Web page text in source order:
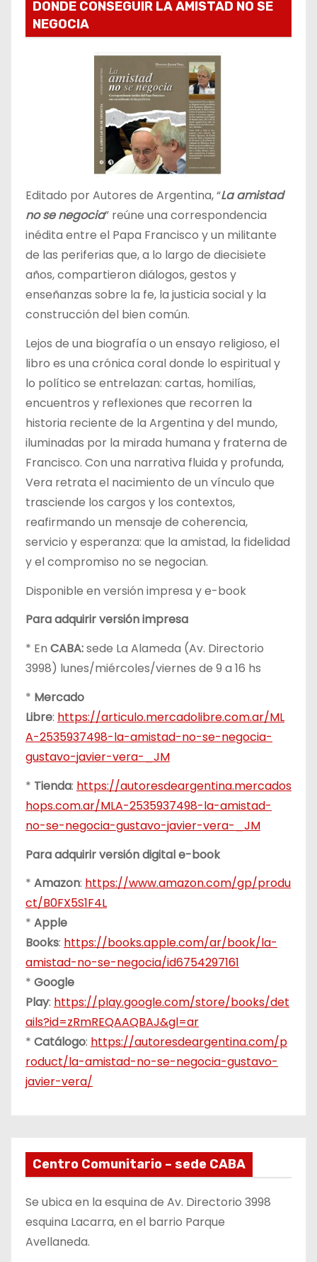
DONDE CONSEGUIR LA AMISTAD NO SE
NEGOCIA
Editado por Autores de Argentina, “La amistad
no se negocia” reúne una correspondencia
inédita entre el Papa Francisco y un militante
de las periferias que, a lo largo de diecisiete
años, compartieron diálogos, gestos y
enseñanzas sobre la fe, la justicia social y la
construcción del bien común.
Lejos de una biografía o un ensayo religioso, el
libro es una crónica coral donde lo espiritual y
lo político se entrelazan: cartas, homilías,
encuentros y reflexiones que recorren la
historia reciente de la Argentina y del mundo,
iluminadas por la mirada humana y fraterna de
Francisco. Con una narrativa fluida y profunda,
Vera retrata el nacimiento de un vínculo que
trasciende los cargos y los contextos,
reafirmando un mensaje de coherencia,
servicio y esperanza: que la amistad, la fidelidad
y el compromiso no se negocian.
Disponible en versión impresa y e-book
Para adquirir versión impresa
* En CABA:sede La Alameda (Av. Directorio
3998) lunes/miércoles/viernes de 9 a 16 hs
* Mercado
Libre: https://articulo.mercadolibre.com.ar/ML
A-2535937498-la-amistad-no-se-negocia-
gustavo-javier-vera-_JM
* Tienda: https://autoresdeargentina.mercados
hops.com.ar/MLA-2535937498-la-amistad-
no-se-negocia-gustavo-javier-vera-_JM
Para adquirir versión digital e-book
* Amazon: https://www.amazon.com/gp/produ
ct/B0FX5S1F4L
* Apple
Books: https://books.apple.com/ar/book/la-
amistad-no-se-negocia/id6754297161
* Google
Play: https://play.google.com/store/books/det
ails?id=zRmREQAAQBAJ&gl=ar
* Catálogo: https://autoresdeargentina.com/p
roduct/la-amistad-no-se-negocia-gustavo-
javier-vera/
Centro Comunitario – sede CABA
Se ubica en la esquina de Av. Directorio 3998
esquina Lacarra, en el barrio Parque
Avellaneda.